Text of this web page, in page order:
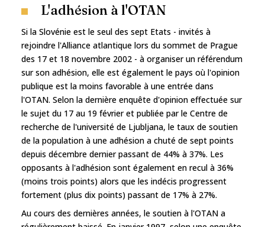
L'adhésion à l'OTAN
Si la Slovénie est le seul des sept Etats - invités à
rejoindre l'Alliance atlantique lors du sommet de Prague
des 17 et 18 novembre 2002 - à organiser un référendum
sur son adhésion, elle est également le pays où l'opinion
publique est la moins favorable à une entrée dans
l'OTAN. Selon la dernière enquête d'opinion effectuée sur
le sujet du 17 au 19 février et publiée par le Centre de
recherche de l'université de Ljubljana, le taux de soutien
de la population à une adhésion a chuté de sept points
depuis décembre dernier passant de 44% à 37%. Les
opposants à l'adhésion sont également en recul à 36%
(moins trois points) alors que les indécis progressent
fortement (plus dix points) passant de 17% à 27%.
Au cours des dernières années, le soutien à l'OTAN a